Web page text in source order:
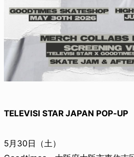
TELEVISI STAR JAPAN POP-UP
5月30日（土）